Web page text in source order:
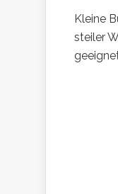
Kleine
steiler